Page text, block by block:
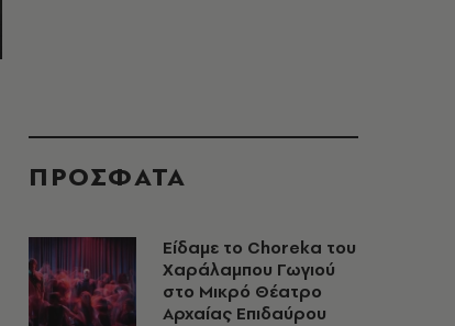
ΠΡΟΣΦΑΤΑ
Είδαμε το Choreka του
Χαράλαμπου Γωγιού
στο Μικρό Θέατρο
Αρχαίας Επιδαύρου